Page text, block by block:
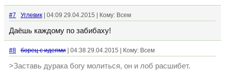
#7 Углевик | 04:09 29.04.2015 | Кому: Всем
Даёшь каждому по забибаху!
#8 борец с идеями | 04:38 29.04.2015 | Кому: Всем
>Заставь дурака богу молиться, он и лоб расшибет.